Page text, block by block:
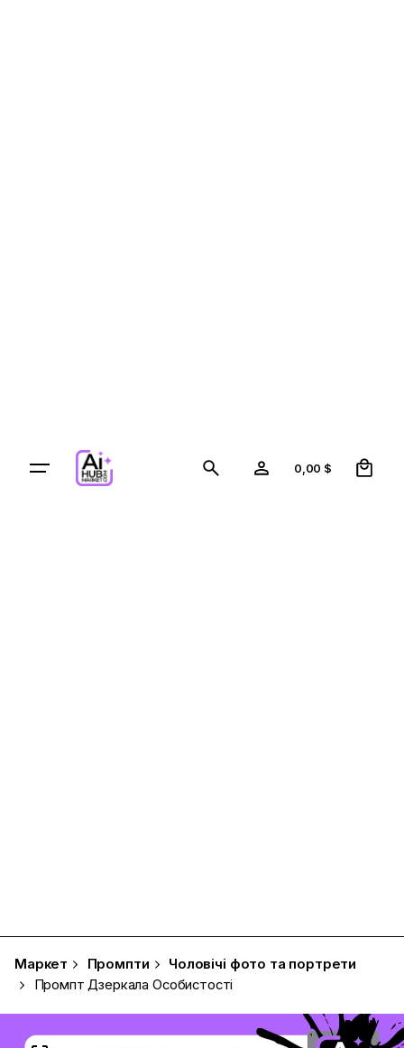
0,00 $
Маркет Промпти
Чоловічі фото та портрети
Промпт Дзеркала Особистості